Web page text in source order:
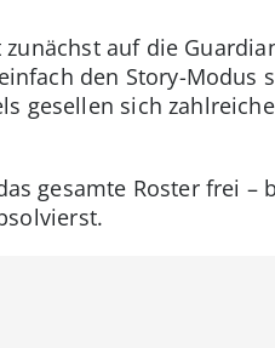
auf die
den Story-Modus
gesellen sich
gesamte Roster frei –